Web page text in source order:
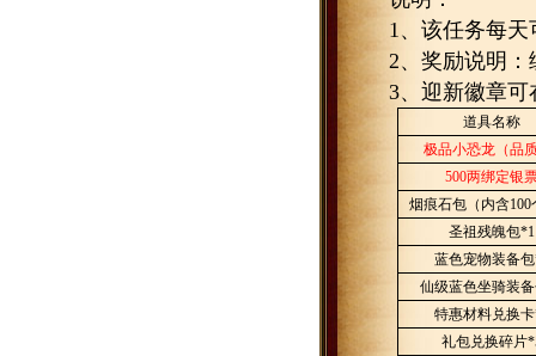
1、该任务每
2、奖励说明
3、迎新徽章可
道具名称
极品小恐龙（品
500两绑定银
烟痕石包（内含100
圣祖残魄包*1
蓝色宠物装备包
仙级蓝色坐骑装
特惠材料兑换卡
礼包兑换碎片